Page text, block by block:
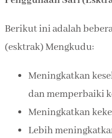
Berikut ini adalah
(esktrak) Mengkudu:
Meningkatkan
dan memperbaiki
Meningkatkan
Lebih